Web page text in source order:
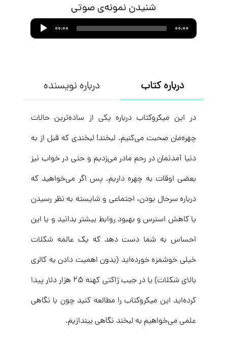
شنیدن نمونه‌ی صوتی
Audio
Player
00:00 00:00
درباره کتاب درباره نویسنده
در این میکروکتاب درباره یکی از ساده‌ترین حالات
چهره‌مان صحبت می‌کنیم. لبخند! لبخندی که قبل از به
دنیا آمدنمان در رحم مادر می‌زدیم و حتی در خواب نیز
بعضی اوقات به چهره داریم. پس اگر می‌خواهید که
درباره سرحال بودن، اجتماعی و شایسته به نظر رسیدن
یا کاهش استرس و بهبود روابط بیشتر بدانید و یا این
احساس به شما دست دهد که یک عالمه شکلات
خیلی خوشمزه خورده‌اید (بدون اهمیت دادن به کالری
بالای شکلات) یا در جیب ژاکتی کهنه ۲۵ هزار دلار پیدا
کرده‌اید این میکروکتاب را مطالعه کنید چون با نگاهی
علمی می‌خواهیم به لبخند نگاهی بیندازیم.